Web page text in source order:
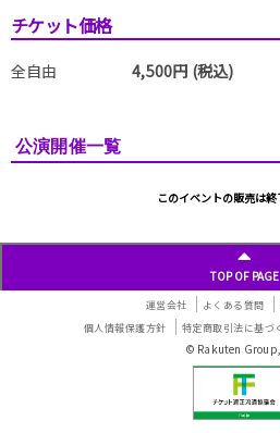
チケット価格
全自由 4,500円 (税込)
公演開催一覧
このイベントの販売は
TOP OF PAGE
運営会社 よくある質問
個人情報保護方針
特定商取引法に基づ
© Rakuten